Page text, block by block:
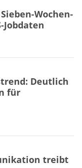
Wochen-
Jobdaten
Deutlich
für
treibt